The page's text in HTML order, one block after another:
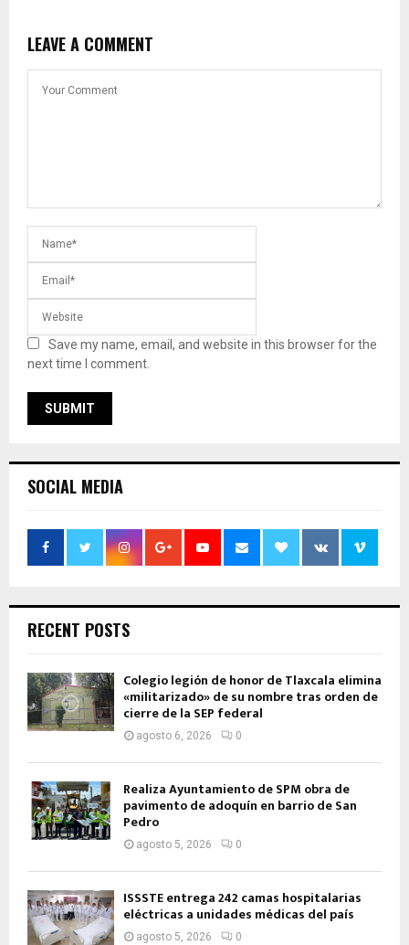
LEAVE A COMMENT
Save my name, email, and website in this browser for the
next time I comment.
SOCIAL MEDIA
RECENT POSTS
Colegio legión de honor de Tlaxcala elimina
«militarizado» de su nombre tras orden de
cierre de la SEP federal
agosto 6, 2026 0
Realiza Ayuntamiento de SPM obra de
pavimento de adoquín en barrio de San
Pedro
agosto 5, 2026 0
ISSSTE entrega 242 camas hospitalarias
eléctricas a unidades médicas del país
agosto 5, 2026 0